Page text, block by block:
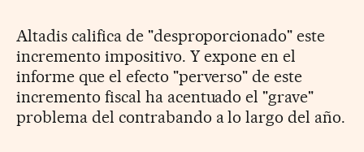
Altadis califica de "desproporcionado" este
incremento impositivo. Y expone en el
informe que el efecto "perverso" de este
incremento fiscal ha acentuado el "grave"
problema del contrabando a lo largo del año.